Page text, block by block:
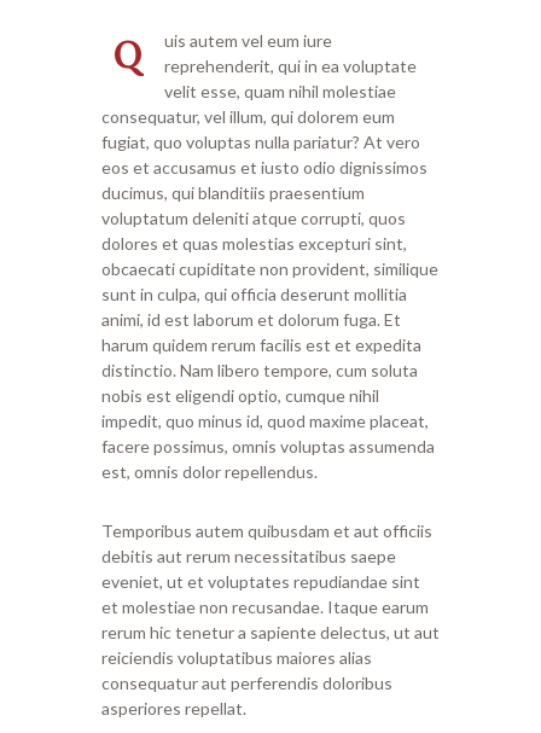
Q
uis autem vel eum iure
reprehenderit, qui in ea voluptate
velit esse, quam nihil molestiae
consequatur, vel illum, qui dolorem eum
fugiat, quo voluptas nulla pariatur? At vero
eos et accusamus et iusto odio dignissimos
ducimus, qui blanditiis praesentium
voluptatum deleniti atque corrupti, quos
dolores et quas molestias excepturi sint,
obcaecati cupiditate non provident, similique
sunt in culpa, qui officia deserunt mollitia
animi, id est laborum et dolorum fuga. Et
harum quidem rerum facilis est et expedita
distinctio. Nam libero tempore, cum soluta
nobis est eligendi optio, cumque nihil
impedit, quo minus id, quod maxime placeat,
facere possimus, omnis voluptas assumenda
est, omnis dolor repellendus.
Temporibus autem quibusdam et aut officiis
debitis aut rerum necessitatibus saepe
eveniet, ut et voluptates repudiandae sint
et molestiae non recusandae. Itaque earum
rerum hic tenetur a sapiente delectus, ut aut
reiciendis voluptatibus maiores alias
consequatur aut perferendis doloribus
asperiores repellat.